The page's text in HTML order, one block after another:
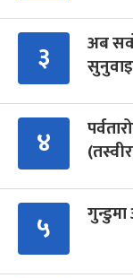
३
अब
४
५